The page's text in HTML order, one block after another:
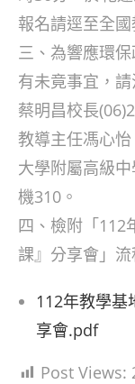
報名請逕至全
三、為響應環
有未竟事宜，
蔡明昌校長
教導主任馮心
大學附屬高級
機310。
四、檢附「112
課』分享會」
112年教學基
享會.pdf
Post Views: